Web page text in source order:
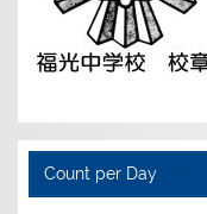
Count per Day